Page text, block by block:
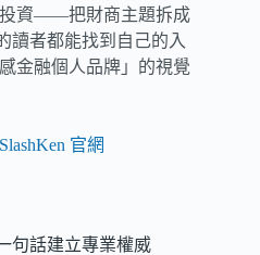
投資——把財商主題拆成
讀者都能找到自己的入
金融個人品牌」的視覺
官網
句話建立專業權威